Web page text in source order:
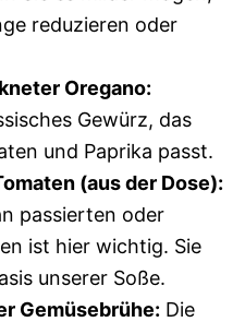
reduzieren oder
Oregano:
Gewürz, das
und Paprika passt.
(aus der Dose):
passierten oder
ist hier wichtig. Sie
unserer Soße.
Gemüsebrühe: Die